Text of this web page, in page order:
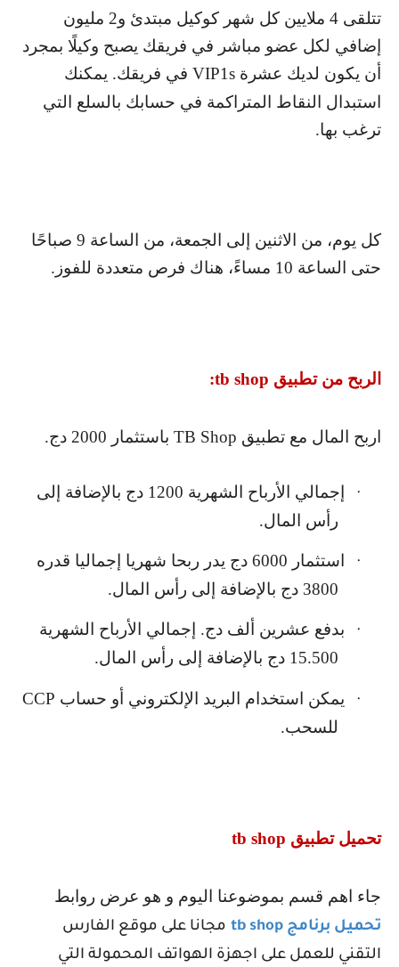
تتلقى 4 ملايين كل شهر كوكيل مبتدئ و2 مليون
إضافي لكل عضو مباشر في فريقك يصبح وكيلًا بمجرد
أن يكون لديك عشرة VIP1s في فريقك. يمكنك
استبدال النقاط المتراكمة في حسابك بالسلع التي
ترغب بها.
كل يوم، من الاثنين إلى الجمعة، من الساعة 9 صباحًا
حتى الساعة 10 مساءً، هناك فرص متعددة للفوز.
الربح من تطبيق tb shop
:
اربح المال مع تطبيق TB Shop باستثمار 2000 دج.
·
إجمالي الأرباح الشهرية 1200 دج بالإضافة إلى
رأس المال.
·
استثمار 6000 دج يدر ربحا شهريا إجماليا قدره
3800 دج بالإضافة إلى رأس المال.
·
بدفع عشرين ألف دج. إجمالي الأرباح الشهرية
15.500 دج بالإضافة إلى رأس المال.
· يمكن استخدام البريد الإلكتروني أو حساب CCP
للسحب.
تحميل تطبيق tb shop
جاء اهم قسم بموضوعنا اليوم و هو عرض روابط
تحميل برنامج tb shop مجانا على موقع الفارس
التقني للعمل على اجهزة الهواتف المحمولة التي